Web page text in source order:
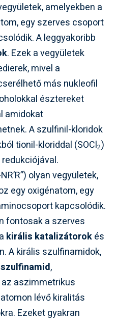
amelyekben a
egy szerves csoport
A leggyakoribb
. Ezek a vegyületek
mivel a
más nukleofil
észtereket
amidokat
A szulfinil-kloridok
tionil-kloriddal (SOCl2)
olyan vegyületek,
egy oxigénatom, egy
kapcsolódik.
fontosak a szerves
királis katalizátorokés
A királis szulfinamidok,
,
aszimmetrikus
lévő kiralitás
Ezeket gyakran